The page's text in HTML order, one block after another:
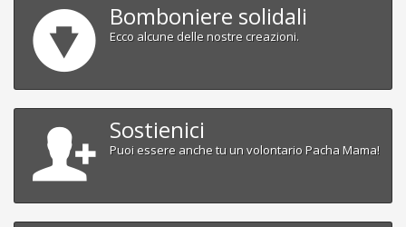
Bomboniere solidali
Ecco alcune delle nostre creazioni.
Sostienici
Puoi essere anche tu un volontario Pacha Mama!